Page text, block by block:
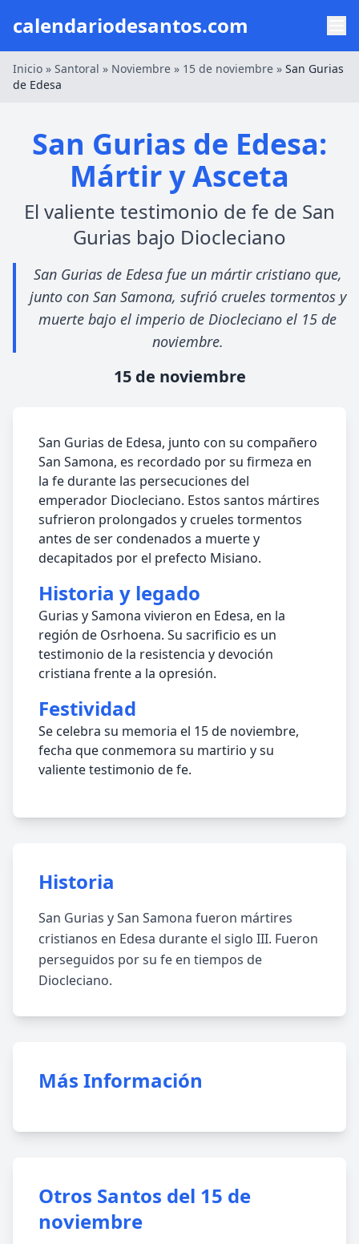
calendariodesantos.com
Inicio » Santoral » Noviembre » 15 de noviembre » San Gurias
de Edesa
San Gurias de Edesa:
Mártir y Asceta
El valiente testimonio de fe de San
Gurias bajo Diocleciano
San Gurias de Edesa fue un mártir cristiano que,
junto con San Samona, sufrió crueles tormentos y
muerte bajo el imperio de Diocleciano el 15 de
noviembre.
15 de noviembre
San Gurias de Edesa, junto con su compañero
San Samona, es recordado por su firmeza en
la fe durante las persecuciones del
emperador Diocleciano. Estos santos mártires
sufrieron prolongados y crueles tormentos
antes de ser condenados a muerte y
decapitados por el prefecto Misiano.
Historia y legado
Gurias y Samona vivieron en Edesa, en la
región de Osrhoena. Su sacrificio es un
testimonio de la resistencia y devoción
cristiana frente a la opresión.
Festividad
Se celebra su memoria el 15 de noviembre,
fecha que conmemora su martirio y su
valiente testimonio de fe.
Historia
San Gurias y San Samona fueron mártires
cristianos en Edesa durante el siglo III. Fueron
perseguidos por su fe en tiempos de
Diocleciano.
Más Información
Otros Santos del 15 de
noviembre